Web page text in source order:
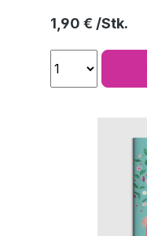
Regulärer Preis:
1,90 €